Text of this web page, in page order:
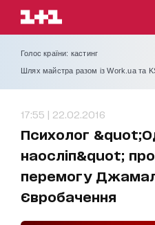
Голос країни: кастинг
Шлях майстра разом із Work.ua та
17:55 | 22.02.2016
Психолог
наосліп&quot;
перемогу
Євробачення